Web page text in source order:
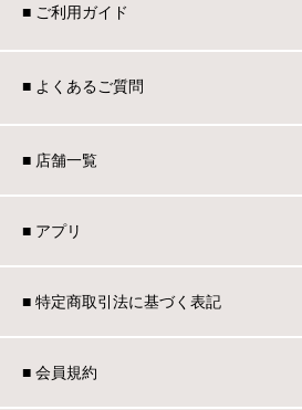
■ ご利用ガイド
■ よくあるご質問
■ 店舗一覧
■ アプリ
■ 特定商取引法に基づく表記
■ 会員規約